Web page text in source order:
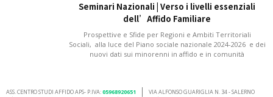
Seminari Nazionali | Verso i livelli essenziali
dell’Affido Familiare
Prospettive e Sfide per Regioni e Ambiti Territoriali
Sociali, alla luce del Piano sociale nazionale 2024-2026 e dei
nuovi dati sui minorenni in affido e in comunità
ASS. CENTRO STUDI AFFIDO APS- P.IVA:05968920651
VIA ALFONSO GUARIGLIA N. 34 - SALERNO